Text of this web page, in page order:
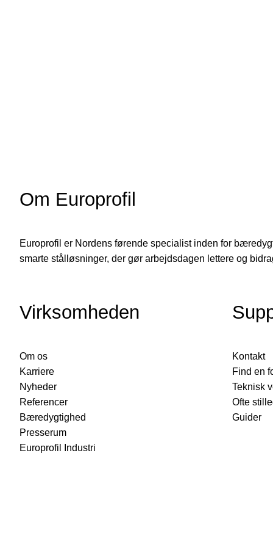
Recon Original – lodrette lægter
Recon V-flex
Recon XL
Lofter og tagudhæng
Udvendig væg
Om Europrofil
Europrofil er Nordens førende specialist inden for
smarte stålløsninger, der gør arbejdsdagen lettere og
Virksomheden
Om os
Karriere
Nyheder
Referencer
Bæredygtighed
Presserum
Europrofil Industri
Kontakt
Find en
Teknisk
Ofte
Guider